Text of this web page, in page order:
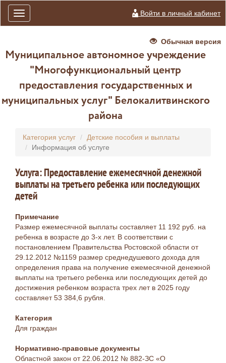
Toggle
navigation
Войти в личный кабинет
Обычная версия
Муниципальное автономное учреждение
"Многофункциональный центр
предоставления государственных и
муниципальных услуг" Белокалитвинского
района
Категория услуг
Детские пособия и выплаты
Информация об услуге
Услуга: Предоставление ежемесячной денежной
выплаты на третьего ребенка или последующих
детей
Примечание
Размер ежемесячной выплаты составляет 11 192 руб. на
ребенка в возрасте до 3-х лет. В соответствии с
постановлением Правительства Ростовской области от
29.12.2012 №1159 размер среднедушевого дохода для
определения права на получение ежемесячной денежной
выплаты на третьего ребенка или последующих детей до
достижения ребенком возраста трех лет в 2025 году
составляет 53 384,6 рубля.
Категория
Для граждан
Нормативно-правовые документы
Областной закон от 22.06.2012 № 882-ЗС «О